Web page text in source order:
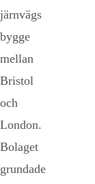
järnvägs
bygge
mellan
Bristol
och
London.
Bolaget
grundade